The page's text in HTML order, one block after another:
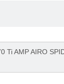
Ti AMP AIRO